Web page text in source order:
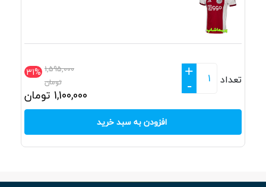
31% 1,595,000
تومان
1,100,000 تومان
تعداد
+
-
افزودن به سبد خرید